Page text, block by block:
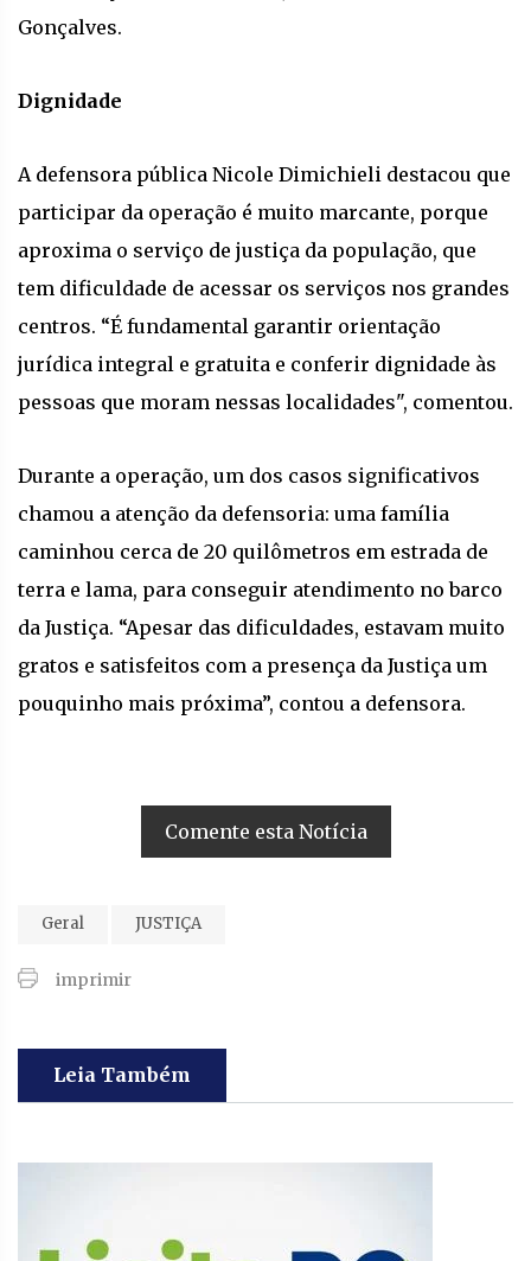
Gonçalves.
Dignidade
A defensora pública Nicole Dimichieli destacou que
participar da operação é muito marcante, porque
aproxima o serviço de justiça da população, que
tem dificuldade de acessar os serviços nos grandes
centros. “É fundamental garantir orientação
jurídica integral e gratuita e conferir dignidade às
pessoas que moram nessas localidades", comentou.
Durante a operação, um dos casos significativos
chamou a atenção da defensoria: uma família
caminhou cerca de 20 quilômetros em estrada de
terra e lama, para conseguir atendimento no barco
da Justiça. “Apesar das dificuldades, estavam muito
gratos e satisfeitos com a presença da Justiça um
pouquinho mais próxima”, contou a defensora.
Comente esta Notícia
Geral JUSTIÇA
imprimir
Leia Também